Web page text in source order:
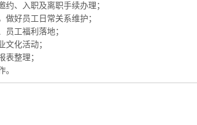
、入职及离职手续办理；
好员工日常关系维护；
工福利落地；
化活动；
整理；